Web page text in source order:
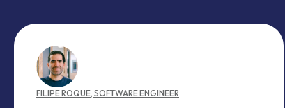
FILIPEROQUE, SOFTWARE ENGINEER